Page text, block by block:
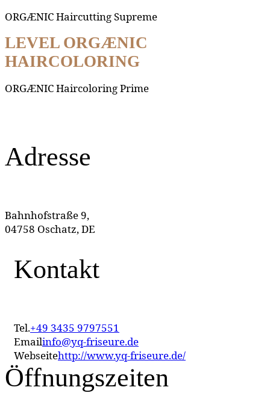
ORGÆNIC Haircutting Supreme
LEVEL ORGÆNIC
HAIRCOLORING
ORGÆNIC Haircoloring Prime
Adresse
Bahnhofstraße 9,
04758 Oschatz, DE
Kontakt
Tel.+49 3435 9797551
Emailinfo@yq-friseure.de
Webseitehttp://www.yq-friseure.de/
Öffnungszeiten